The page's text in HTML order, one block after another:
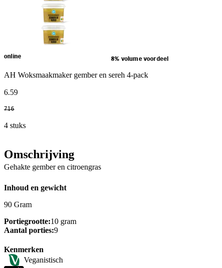
online 8% volume voordeel
AH Woksmaakmaker gember en sereh 4-pack
6.59
7.16
4 stuks
Omschrijving
Gehakte gember en citroengras
Inhoud en gewicht
90 Gram
Portiegrootte:10 gram
Aantal porties:9
Kenmerken
Veganistisch